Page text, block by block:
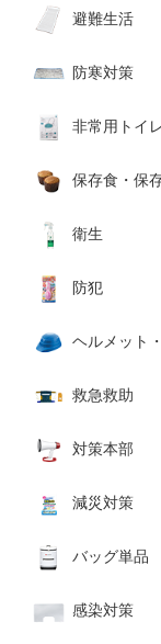
避難生活
防寒対策
非常用トイ
保存食・保
衛生
防犯
ヘルメット
救急救助
対策本部
減災対策
バッグ単品
感染対策